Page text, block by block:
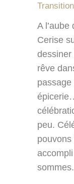
Transition
A
Cerise
dessiner
rêve
passage
peu.